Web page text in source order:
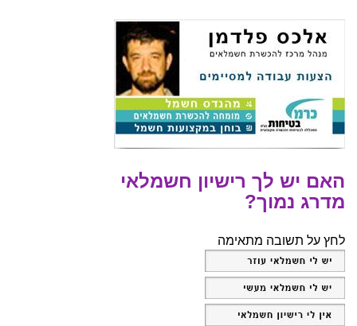
האם יש לך רישיון חשמלאי
מדרג נמוך?
לחץ על תשובה מתאימה